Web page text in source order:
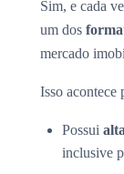
Sim, e cada
um dos
mercado
Isso acontece
Possui
inclusive